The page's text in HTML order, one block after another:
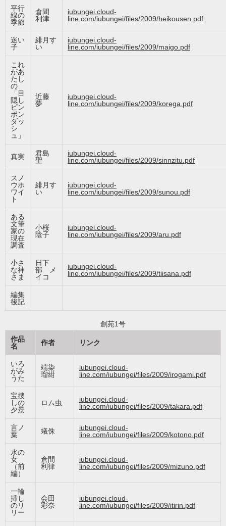
平行
線の
季節
倉間
利津
iubungei.cloud-
line.com/iubungei/files/2009/heikousen.pdf
迷い
子
緋月す
い
iubungei.cloud-
line.com/iubungei/files/2009/maigo.pdf
これ
があ
たし
の
「目
隠し
ピン
ポン
ダッ
シ
ュ」
近藤
夢
iubungei.cloud-
line.com/iubungei/files/2009/korega.pdf
真実
君島
聖
iubungei.cloud-
line.com/iubungei/files/2009/sinnzitu.pdf
スノ
ウホ
ワイ
ト
緋月す
い
iubungei.cloud-
line.com/iubungei/files/2009/sunou.pdf
ある
文筆
家の
現在
調査
小桜
陰子
iubungei.cloud-
line.com/iubungei/files/2009/aru.pdf
小さ
な神
さま
日下
部 メ
イコ
iubungei.cloud-
line.com/iubungei/files/2009/tiisana.pdf
編集
後記
創苑1号
作品
名
作者 リンク
いろ
がみ
うた
端染
瑠紺
iubungei.cloud-
line.com/iubungei/files/2009/irogami.pdf
宝捜
しの
夕景
ロム虫
iubungei.cloud-
line.com/iubungei/files/2009/takara.pdf
言ノ
葉
蟻侏
iubungei.cloud-
line.com/iubungei/files/2009/kotono.pdf
水の
女
（前
編）
倉間
利律
iubungei.cloud-
line.com/iubungei/files/2009/mizuno.pdf
一輪
挿し
のリ
リー
会田
彩奈
iubungei.cloud-
line.com/iubungei/files/2009/itirin.pdf